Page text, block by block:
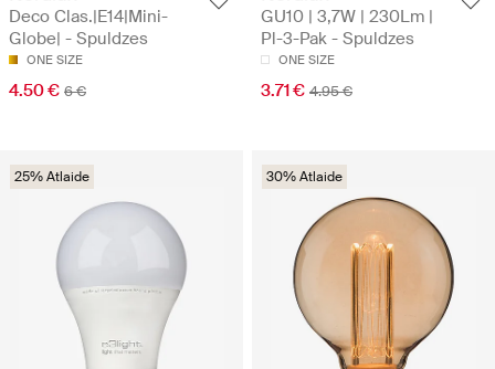
Deco Clas.|E14|Mini-
Globe| - Spuldzes
ONE SIZE
4.50 € 6 €
GU10 | 3,7W | 230Lm |
Pl-3-Pak - Spuldzes
ONE SIZE
3.71 € 4.95 €
25% Atlaide 30% Atlaide